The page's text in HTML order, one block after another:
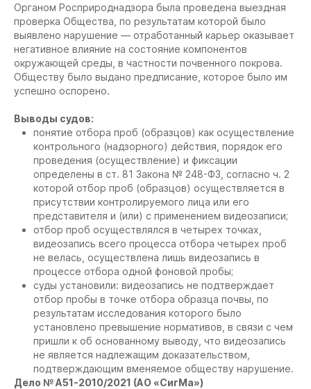
Органом Росприроднадзора была проведена выездная
проверка Общества, по результатам которой было
выявлено нарушение — отработанный карьер оказывает
негативное влияние на состояние компонентов
окружающей среды, в частности почвенного покрова.
Обществу было выдано предписание, которое было им
успешно оспорено.
Выводы судов:
понятие отбора проб (образцов) как осуществление
контрольного (надзорного) действия, порядок его
проведения (осуществление) и фиксации
определены в ст. 81 Закона № 248-ФЗ, согласно ч. 2
которой отбор проб (образцов) осуществляется в
присутствии контролируемого лица или его
представителя и (или) с применением видеозаписи;
отбор проб осуществлялся в четырех точках,
видеозапись всего процесса отбора четырех проб
не велась, осуществлена лишь видеозапись в
процессе отбора одной фоновой пробы;
суды установили: видеозапись не подтверждает
отбор пробы в точке отбора образца почвы, по
результатам исследования которого было
установлено превышение нормативов, в связи с чем
пришли к об основанному выводу, что видеозапись
не является надлежащим доказательством,
подтверждающим вменяемое обществу нарушение.
Дело № А51-2010/2021 (АО «СигМа»)